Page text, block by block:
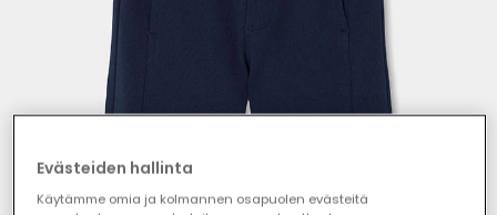
Evästeiden hallinta
Käytämme omia ja kolmannen osapuolen evästeitä